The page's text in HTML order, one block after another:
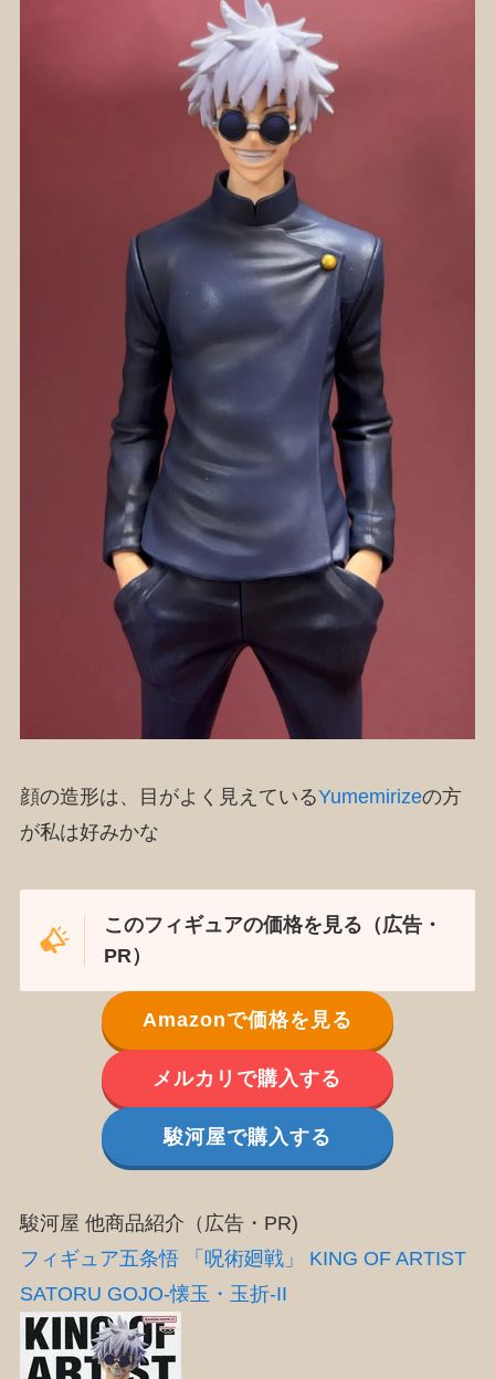
顔の造形は、目がよく見えているYumemirizeの方
が私は好みかな
このフィギュアの価格を見る（広告・
PR）
Amazonで価格を見る
メルカリで購入する
駿河屋で購入する
駿河屋 他商品紹介（広告・PR)
フィギュア五条悟 「呪術廻戦」 KING OF ARTIST
SATORU GOJO-懐玉・玉折-II